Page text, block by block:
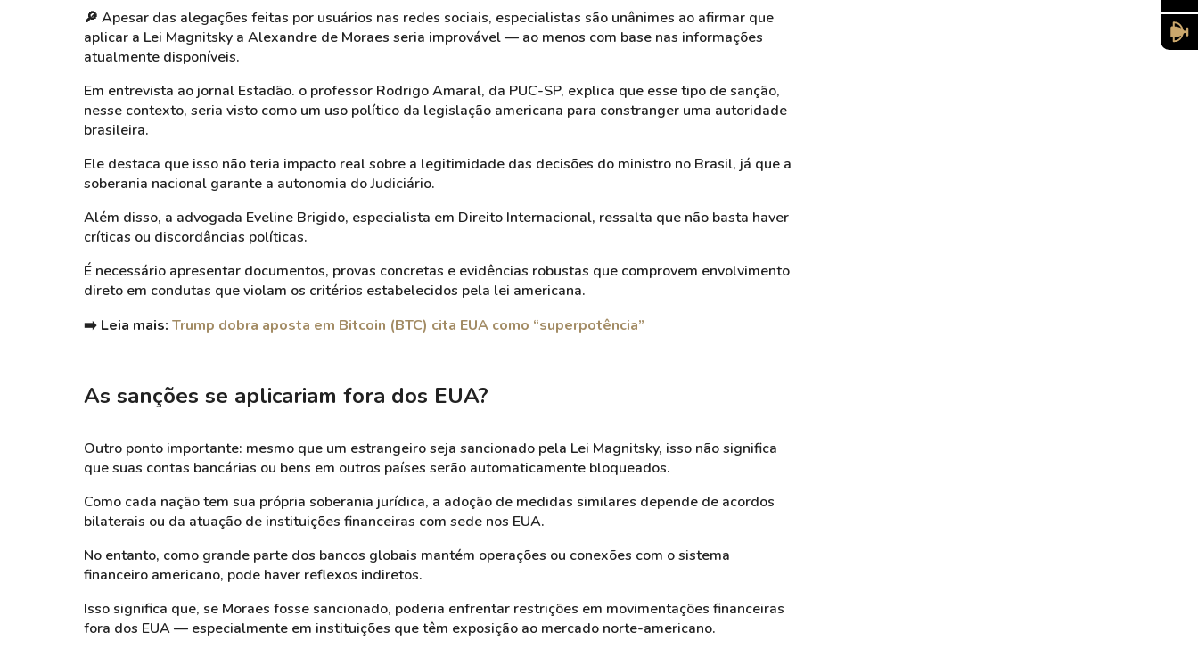
🔎 Apesar das alegações feitas por usuários nas redes sociais, especialistas são unânimes ao afirmar que
aplicar a Lei Magnitsky a Alexandre de Moraes seria improvável — ao menos com base nas informações
atualmente disponíveis.
Em entrevista ao jornal Estadão. o professor Rodrigo Amaral, da PUC-SP, explica que esse tipo de sanção,
nesse contexto, seria visto como um uso político da legislação americana para constranger uma autoridade
brasileira.
Ele destaca que isso não teria impacto real sobre a legitimidade das decisões do ministro no Brasil, já que a
soberania nacional garante a autonomia do Judiciário.
Além disso, a advogada Eveline Brigido, especialista em Direito Internacional, ressalta que não basta haver
críticas ou discordâncias políticas.
É necessário apresentar documentos, provas concretas e evidências robustas que comprovem envolvimento
direto em condutas que violam os critérios estabelecidos pela lei americana.
➡️ Leia mais: Trump dobra aposta em Bitcoin (BTC) cita EUA como “superpotência”
As sanções se aplicariam fora dos EUA?
Outro ponto importante: mesmo que um estrangeiro seja sancionado pela Lei Magnitsky, isso não significa
que suas contas bancárias ou bens em outros países serão automaticamente bloqueados.
Como cada nação tem sua própria soberania jurídica, a adoção de medidas similares depende de acordos
bilaterais ou da atuação de instituições financeiras com sede nos EUA.
No entanto, como grande parte dos bancos globais mantém operações ou conexões com o sistema
financeiro americano, pode haver reflexos indiretos.
Isso significa que, se Moraes fosse sancionado, poderia enfrentar restrições em movimentações financeiras
fora dos EUA — especialmente em instituições que têm exposição ao mercado norte-americano.